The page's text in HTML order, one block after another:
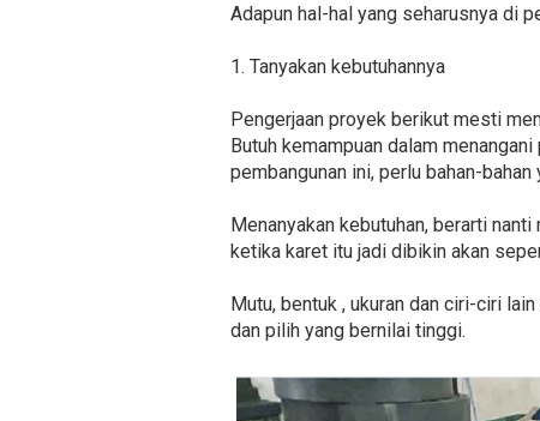
Adapun hal-hal yang seharusnya di
1. Tanyakan kebutuhannya
Pengerjaan proyek berikut mesti
Butuh kemampuan dalam
pembangunan ini, perlu bahan-bahan
Menanyakan kebutuhan, berarti
ketika karet itu jadi dibikin akan
Mutu, bentuk , ukuran dan ciri-ciri
dan pilih yang bernilai tinggi.